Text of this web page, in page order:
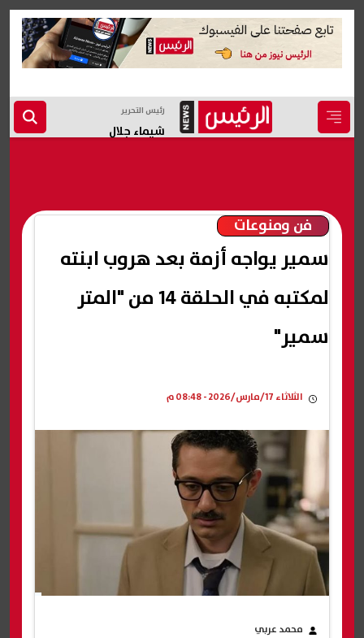
رئيس التحرير
شيماء جلال
فن ومنوعات
سمير يواجه أزمة بعد هروب ابنته
لمكتبه في الحلقة 14 من "المتر
سمير"
الثلاثاء 17/مارس/2026 - 08:48 م
محمد عربي